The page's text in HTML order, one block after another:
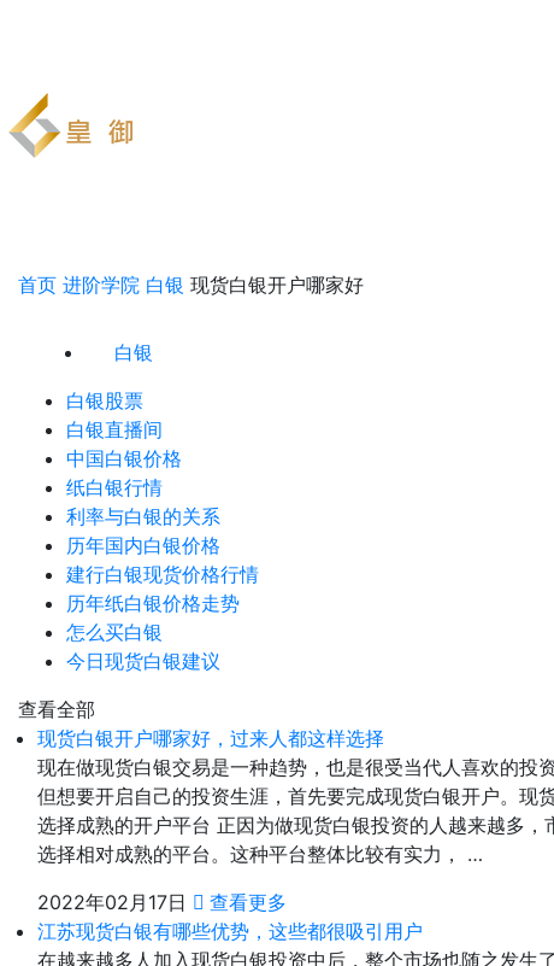
首页 进阶学院 白银 现货白银开户哪家好
白银
白银股票
白银直播间
中国白银价格
纸白银行情
利率与白银的关系
历年国内白银价格
建行白银现货价格行情
历年纸白银价格走势
怎么买白银
今日现货白银建议
查看全部
现货白银开户哪家好，过来人都这样选择
现在做现货白银交易是一种趋势，也是很受当代人喜欢的投
但想要开启自己的投资生涯，首先要完成现货白银开户。现
选择成熟的开户平台 正因为做现货白银投资的人越来越多
选择相对成熟的平台。这种平台整体比较有实力， …
2022年02月17日
查看更多
江苏现货白银有哪些优势，这些都很吸引用户
在越来越多人加入现货白银投资中后，整个市场也随之发生